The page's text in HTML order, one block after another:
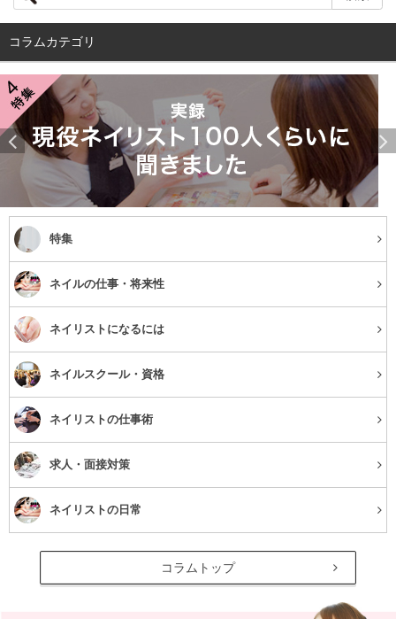
たり、目が小さめに見えてしまったりというデメリットが
あります。
かといって赤や紫といったアイライナーでは、色の印象が
強すぎて、目元を引き締める効果は弱めです。
真っ黒すぎず鮮やかすぎないネイビーは、目元を程よく引
き締めるのにぴったりなのです。
普段のメイクにちょっとした変化をくれる
アイライナーの中には、赤紫や金色といった派手な色の
ものがあります。変わったカラーのアイライナーを試して
みたいと思っても、そこまで大胆な色を使うのは、少し躊
躇ってしまいますよね。
ネイビーはどんな色のアイシャドウとも相性が良く、そ
こまで派手な色でもありません。今使っている他のコスメ
にプラスするだけで、普段とはひと味違ったメイクが楽し
めます。カラーメイクを初めて試す時に、一番とっつきや
すいのがネイビーなのです。
瞳が大きく見える
ネイビーと白は、コントラストが非常に強い色です。そ
のため、白目がより白く見え、瞳を澄んだ印象にする効果
コラムカテゴリ
特集
ネイルの仕事・将来性
ネイリストになるには
ネイルスクール・資格
ネイリストの仕事術
求人・面接対策
ネイリストの日常
コラムトップ